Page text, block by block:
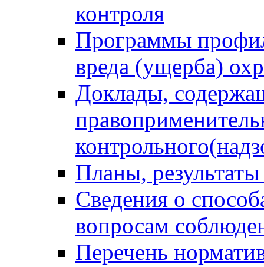
контроля
Программы
вреда (ущерба)
Доклады,
Планы,
Сведения о
вопросам
Перечень